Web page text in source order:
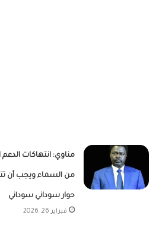
مناوي: انتهاكات
من السماء ويجب أن
حوار سوداني سوداني
فبراير 26, 2026